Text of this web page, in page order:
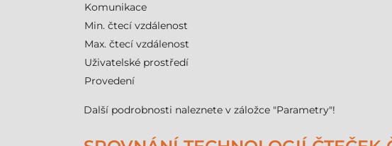
Komunikace
Min. čtecí vzdálenost
Max. čtecí vzdálenost
Uživatelské prostředí
Provedení
Další podrobnosti naleznete v záložce "Parametry"!